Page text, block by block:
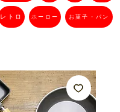
レトロ ホーロー お菓子・パン